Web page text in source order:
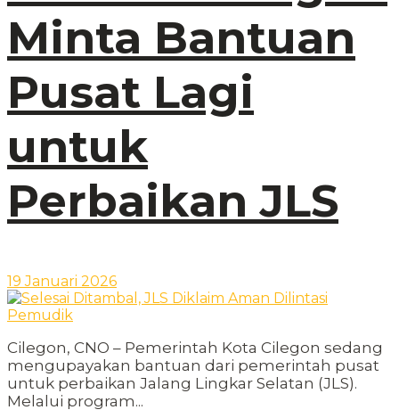
Minta Bantuan
Pusat Lagi
untuk
Perbaikan JLS
19 Januari 2026
Cilegon, CNO – Pemerintah Kota Cilegon sedang
mengupayakan bantuan dari pemerintah pusat
untuk perbaikan Jalang Lingkar Selatan (JLS).
Melalui program...